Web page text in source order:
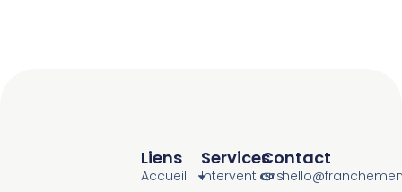
Services
Interventions
Liens
Accueil
Contact